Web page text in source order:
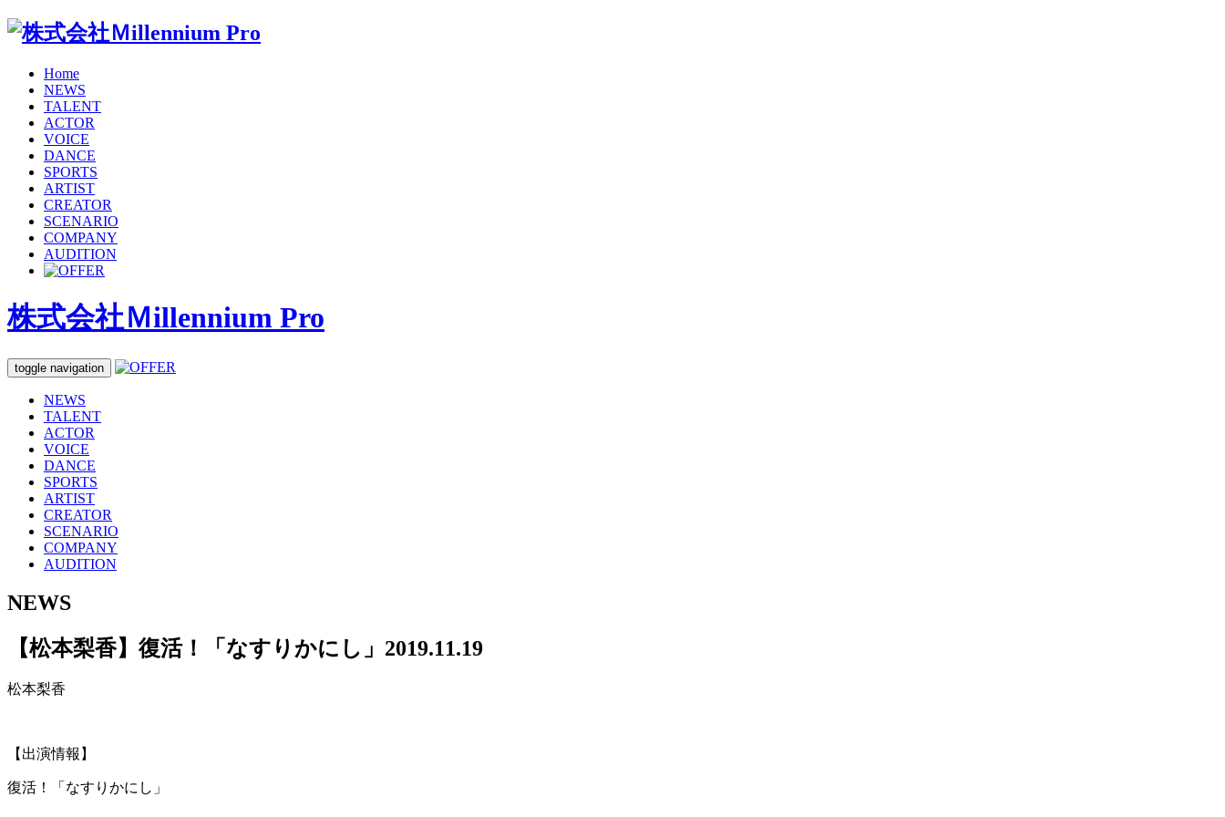
Home
NEWS
TALENT
ACTOR
VOICE
DANCE
SPORTS
ARTIST
CREATOR
SCENARIO
COMPANY
AUDITION
株式会社Ｍillennium Pro
toggle navigation
NEWS
TALENT
ACTOR
VOICE
DANCE
SPORTS
ARTIST
CREATOR
SCENARIO
COMPANY
AUDITION
NEWS
【松本梨香】復活！「なすりかにし」 2019.11.19
松本梨香
【出演情報】
復活！「なすりかにし」